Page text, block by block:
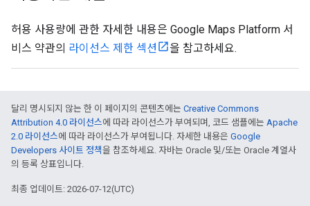
허용 사용량에 관한 자세한 내용은 Google Maps Platform 서
비스 약관의 라이선스 제한 섹션 을 참고하세요.
달리 명시되지 않는 한 이 페이지의 콘텐츠에는 Creative Commons
Attribution 4.0 라이선스에 따라 라이선스가 부여되며, 코드 샘플에는 Apache
2.0 라이선스에 따라 라이선스가 부여됩니다. 자세한 내용은 Google
Developers 사이트 정책을 참조하세요. 자바는 Oracle 및/또는 Oracle 계열사
의 등록 상표입니다.
최종 업데이트: 2026-07-12(UTC)